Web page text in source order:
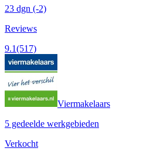
23 dgn (-2)
Reviews
9.1(517)
Viermakelaars
5 gedeelde werkgebieden
Verkocht